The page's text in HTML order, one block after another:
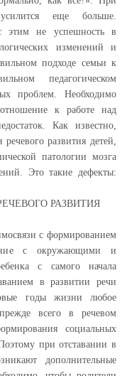
еще больше.
этим не успешность в
изменений и
подходе семьи к
педагогическом
проблем. Необходимо
к работе над
Как известно,
развития детей,
патологии мозга
Это такие дефекты:
РАЗВИТИЯ
с формированием
с окружающими и
с самого начала
в развитии речи
годы жизни любое
всего в речевом
социальных
при отставании в
дополнительные